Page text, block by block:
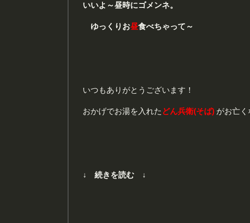
いいよ～昼時にゴメンネ。
ゆっくりお昼食べちゃって～
いつもありがとうございます！
おかげでお湯を入れた どん兵衛(そば) がお亡
↓ 続きを読む ↓